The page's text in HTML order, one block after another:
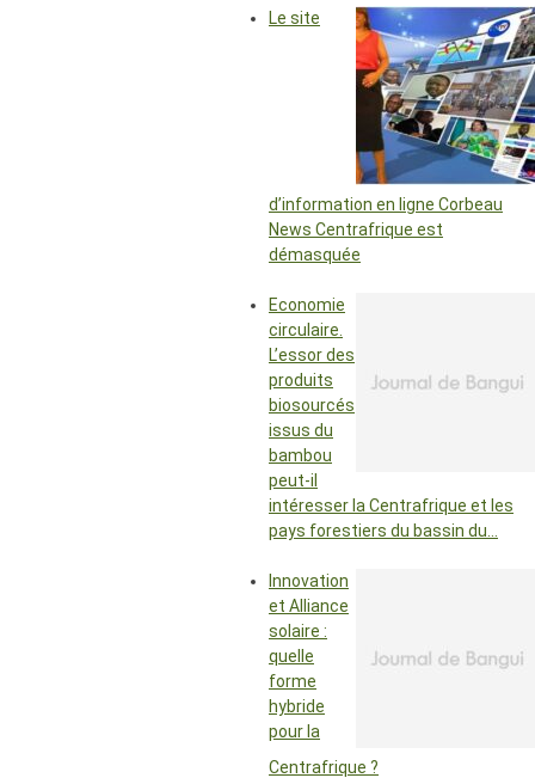
Le site
d’information en ligne Corbeau
News Centrafrique est
démasquée
Economie
circulaire.
L’essor des
produits
biosourcés
issus du
bambou
peut-il
intéresser la Centrafrique et les
pays forestiers du bassin du…
Innovation
et Alliance
solaire :
quelle
forme
hybride
pour la
Centrafrique ?